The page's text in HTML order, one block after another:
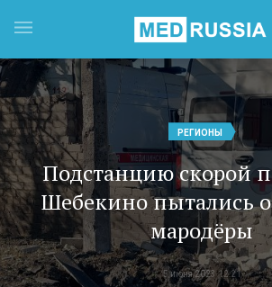
РЕГИОНЫ
Подстанцию скорой
Шебекино пытались
мародёры
5 июня 2023 12:21